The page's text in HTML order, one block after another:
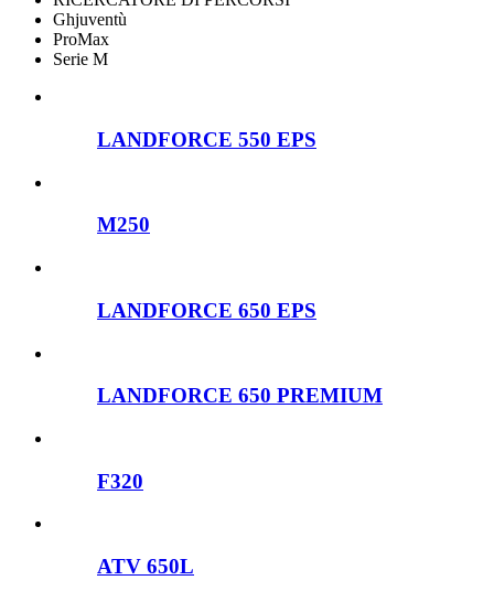
Ghjuventù
ProMax
Serie M
LANDFORCE 550 EPS
M250
LANDFORCE 650 EPS
LANDFORCE 650 PREMIUM
F320
ATV 650L